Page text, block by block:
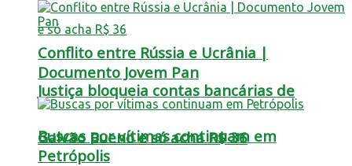
Justiça bloqueia contas bancárias de
Galvão Bueno e só acha R$ 36
Conflito entre Rússia e Ucrânia |
Documento Jovem Pan
Buscas por vítimas continuam em
Petrópolis